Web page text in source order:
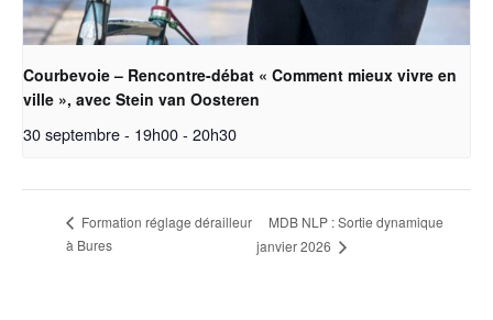
Courbevoie – Rencontre-débat « Comment mieux vivre en
ville », avec Stein van Oosteren
30 septembre - 19h00- 20h30
Formation réglage dérailleur
à Bures
MDB NLP : Sortie dynamique
janvier 2026